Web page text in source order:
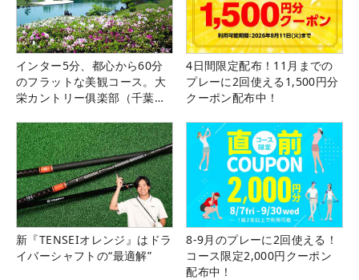
インター5分、都心から60分
のフラットな美観コース。大
栄カントリー俱楽部（千葉
4日間限定配布！11月までの
プレーに2回使える1,500円分
クーポン配布中！
新『TENSEIオレンジ』はドラ
イバーシャフトの“最適解”
8-9月のプレーに2回使える！
コース限定2,000円クーポン
配布中！